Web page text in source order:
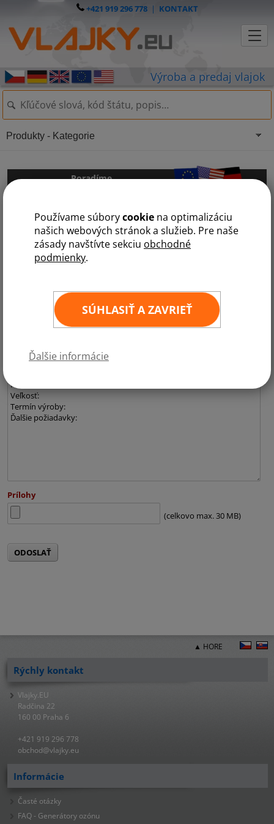
Používame súborycookie na optimalizáciu
našich webových stránok a služieb. Pre naše
zásady navštívte sekciu obchodné
podmienky.
SÚHLASIŤ A ZAVRIEŤ
Ďalšie informácie
+421 919 296 778| KONTAKT
Poradíme
Ak si nebude vedieť s čímkoľvek rady, máte nejaké otázky, pripomienky
alebo nám chcete poslať odkaz použite tento formulár.
Meno a priezvisko
Požiadavka
Prílohy
(celkovo max. 30 MB)
ODOSLAŤ
Produkty - Kategorie
▲ HORE
Rýchly kontakt
Vlajky.EU
Radčina 22
160 00 Praha 6
+421 919 296 778
obchod@vlajky.eu
Informácie
Časté otázky
FAQ - Generátory ozónu